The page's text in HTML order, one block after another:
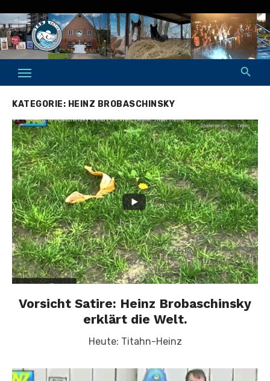
to
content
KATEGORIE: HEINZ BROBASCHINSKY
Vorsicht Satire: Heinz Brobaschinsky
erklärt die Welt.
Heute: Titahn-Heinz